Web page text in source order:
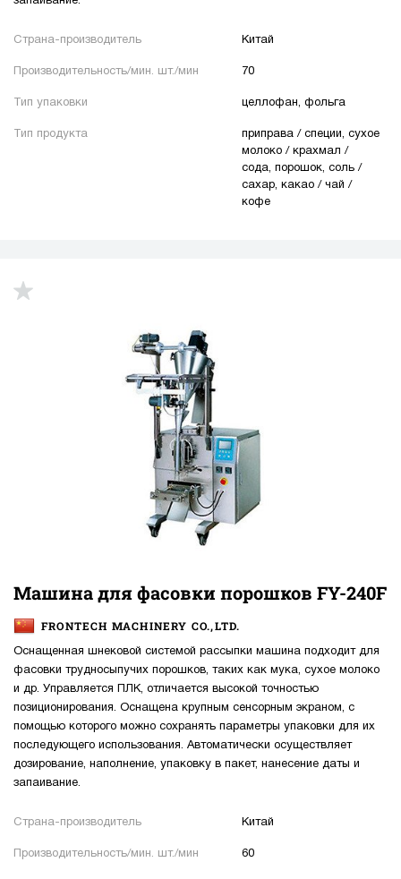
Страна-производитель Китай
Производительность/мин. шт./мин 70
Тип упаковки целлофан, фольга
Тип продукта
приправа / специи, сухое
молоко / крахмал /
сода, порошок, соль /
сахар, какао / чай /
кофе
Машина для фасовки порошков FY-240F
FRONTECH MACHINERY CO.,LTD.
Оснащенная шнековой системой рассыпки машина подходит для
фасовки трудносыпучих порошков, таких как мука, сухое молоко
и др. Управляется ПЛК, отличается высокой точностью
позиционирования. Оснащена крупным сенсорным экраном, с
помощью которого можно сохранять параметры упаковки для их
последующего использования. Автоматически осуществляет
дозирование, наполнение, упаковку в пакет, нанесение даты и
запаивание.
Страна-производитель Китай
Производительность/мин. шт./мин 60